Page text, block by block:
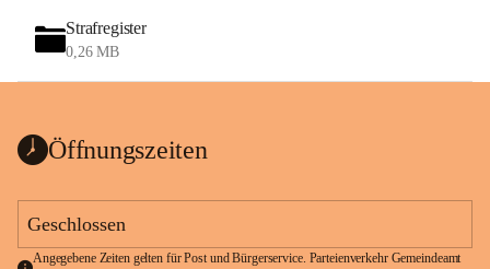
Strafregister
0,26 MB
Öffnungszeiten
Geschlossen
Angegebene Zeiten gelten für Post und Bürgerservice. Parteienverkehr Gemeindeamt